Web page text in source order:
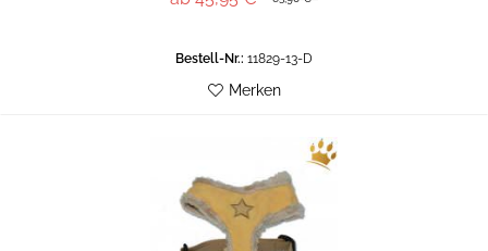
Bestell-Nr.: 11829-13-D
Merken